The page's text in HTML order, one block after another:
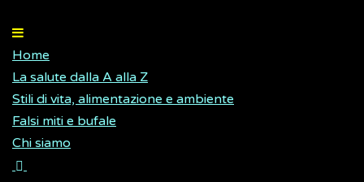
Home
La salute dalla A alla Z
Stili di vita, alimentazione e ambiente
Falsi miti e bufale
Chi siamo